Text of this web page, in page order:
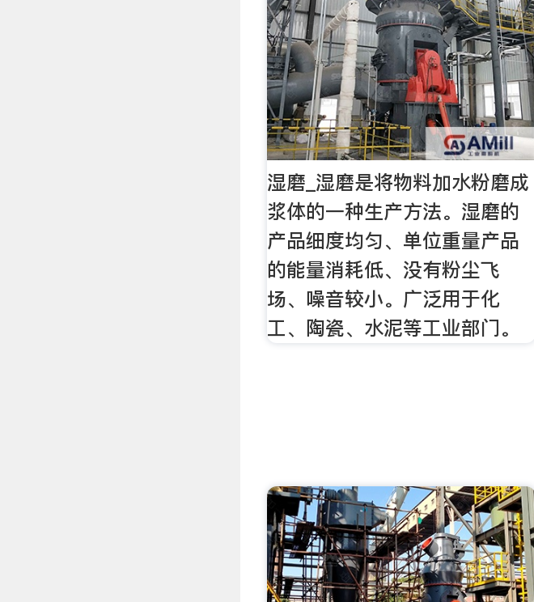
湿磨_湿磨是将物料加水粉磨成
浆体的一种生产方法。湿磨的
产品细度均匀、单位重量产品
的能量消耗低、没有粉尘飞
场、噪音较小。广泛用于化
工、陶瓷、水泥等工业部门。